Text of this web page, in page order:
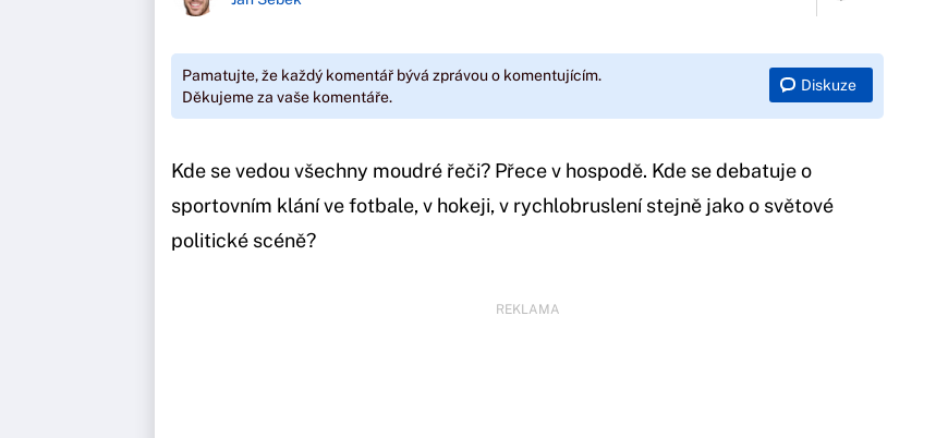
Pamatujte, že každý komentář bývá zprávou o komentujícím.
Děkujeme za vaše komentáře.
Diskuze
Kde se vedou všechny moudré řeči? Přece v hospodě. Kde se debatuje o
sportovním klání ve fotbale, v hokeji, v rychlobruslení stejně jako o světové
politické scéně?
REKLAMA